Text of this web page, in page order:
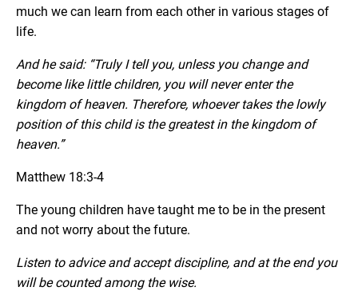
much we can learn from each other in various stages of
life.
And he said: “Truly I tell you, unless you change and
become like little children, you will never enter the
kingdom of heaven. Therefore, whoever takes the lowly
position of this child is the greatest in the kingdom of
heaven.”
Matthew 18:3-4
The young children have taught me to be in the present
and not worry about the future.
Listen to advice and accept discipline, and at the end you
will be counted among the wise.